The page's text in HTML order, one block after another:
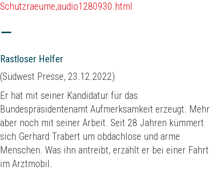
Schutzraeume,audio1280930.html
Rastloser Helfer
(Südwest Presse, 23.12.2022)
Er hat mit seiner Kandidatur für das
Bundespräsidentenamt Aufmerksamkeit erzeugt. Mehr
aber noch mit seiner Arbeit. Seit 28 Jahren kümmert
sich Gerhard Trabert um obdachlose und arme
Menschen. Was ihn antreibt, erzählt er bei einer Fahrt
im Arztmobil.